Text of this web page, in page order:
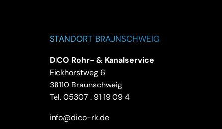
STANDORT BRAUNSCHWEIG
DICO Rohr- & Kanalservice
Eickhorstweg 6
38110 Braunschweig
Tel.05307 . 91 19 09 4
info@dico-rk.de